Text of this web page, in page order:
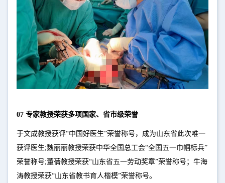
07 专家教授荣获多项国家、省市级荣誉
于文成教授获评“中国好医生”荣誉称号，成为山东省此次唯一
获评医生;魏丽丽教授荣获中华全国总工会“全国五一巾帼标兵”
荣誉称号;董蒨教授荣获“山东省五一劳动奖章”荣誉称号；牛海
涛教授荣获“山东省教书育人楷模”荣誉称号。